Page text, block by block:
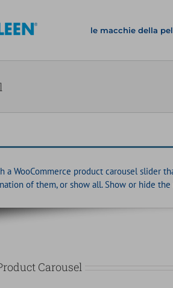
le macchie della
a WooCommerce product carousel slider
of them, or show all. Show or hide
Carousel